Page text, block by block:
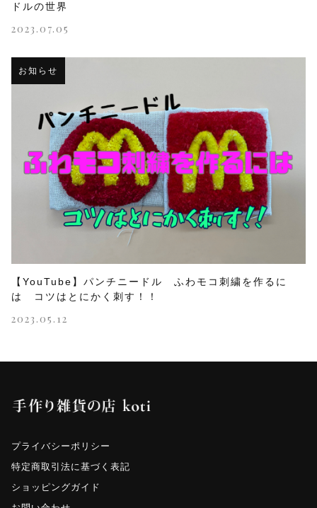
ドルの世界
2023.07.05
お知らせ
【YouTube】パンチニードル ふわモコ刺繍を作るに
は コツはとにかく刺す！！
2023.05.12
プライバシーポリシー
特定商取引法に基づく表記
ショッピングガイド